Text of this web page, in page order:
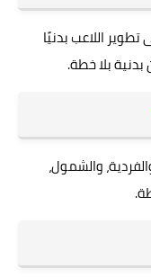
اللاعب بدنيًا
بلا خطة.
والشمول،